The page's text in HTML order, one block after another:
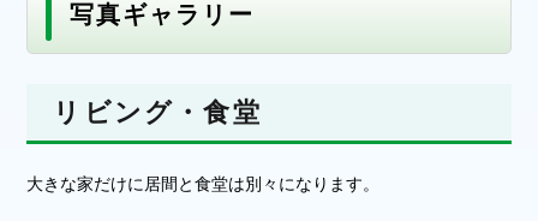
写真ギャラリー
リビング・食堂
大きな家だけに居間と食堂は別々になります。